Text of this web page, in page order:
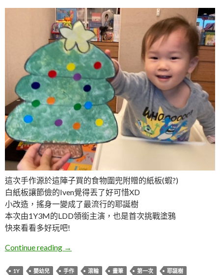
這次手作源於這陣子買的食物圍兜附贈的紙板(蝦?)
白紙板讓節儉的Iven覺得丟了好可惜XD
小改造，搖身一變成了最流行的耶誕樹
本次由1Y3M的LDD領銜主演，也是首次挑戰塗鴉
快來看看多好玩吧!
Continue reading DD。聖誕節手作系列(聖誕樹)
→
1Y 嬰幼兒 手作 滾輪 畫筆 第一次
耶誕樹